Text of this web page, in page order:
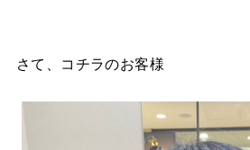
さて、コチラのお客様